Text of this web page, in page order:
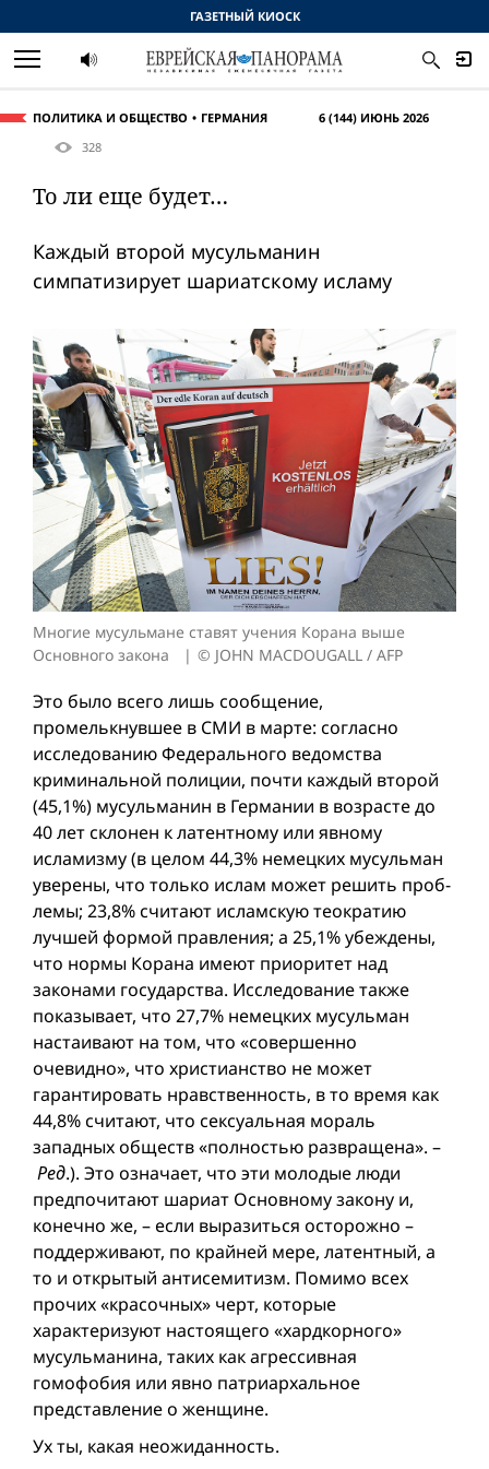
ПОЛИТИКА И ОБЩЕСТВО ГЕРМАНИЯ
6 (144) ИЮНЬ 2026
328
То ли еще будет…
Каждый второй мусульманин
симпатизирует шариатскому исламу
Многие мусульмане ставят учения Корана выше
Основного закона
© JOHN MACDOUGALL / AFP
Это было всего лишь сообщение,
промелькнувшее в СМИ в марте: согласно
исследованию Федерального ведомства
криминальной полиции, почти каждый второй
(45,1%) мусульманин в Германии в возрасте до
40 лет склонен к латентному или явному
исламизму (в целом 44,3% немецких мусульман
уверены, что только ислам может решить проб­
лемы; 23,8% считают исламскую теократию
лучшей формой правления; а 25,1% убеждены,
что нормы Корана имеют приоритет над
законами государства. Исследование также
показывает, что 27,7% немецких мусульман
настаивают на том, что «совершенно
очевидно», что христианство не может
гарантировать нравственность, в то время как
44,8% считают, что сексуальная мораль
западных обществ «полностью развращена». –
Ред.). Это означает, что эти молодые люди
предпочитают шариат Основному закону и,
конечно же, – если выразиться осторожно –
поддерживают, по крайней мере, латентный, а
то и открытый антисемитизм. Помимо всех
прочих «красочных» черт, которые
характеризуют настоящего «хардкорного»
мусульманина, таких как агрессивная
гомофобия или явно патриархальное
представление о женщине.
Ух ты, какая неожиданность.
ГАЗЕТНЫЙ КИОСК